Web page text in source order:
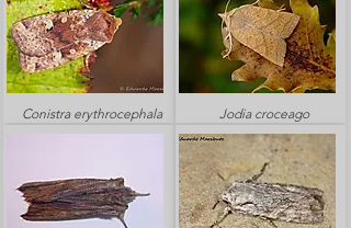
Conistra erythrocephala Jodia croceago